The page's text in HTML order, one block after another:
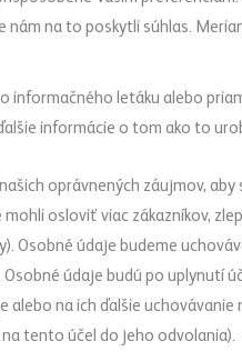
nám na to poskytli súhlas.
informačného letáku alebo
informácie o tom ako to
oprávnených záujmov,
osloviť viac zákazníkov,
Osobné údaje budeme
údaje budú po uplynutí
na ich ďalšie uchovávanie
tento účel do jeho odvolania).